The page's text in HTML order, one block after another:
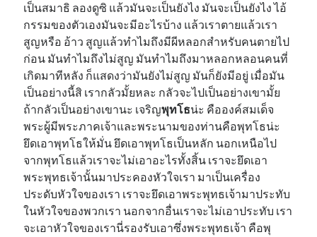
เป็นสมาธิ ลองดูซิ แล้วมันจะเป็นยังไง มันจะเป็นยังไง ไอ้
กรรมของตัวเองมันจะมีอะไรบ้าง แล้วเราตายแล้วเรา
สูญหรือ อ้าว สูญแล้วทำไมถึงมีผีหลอกสำหรับคนตายไป
ก่อน มันทำไมถึงไม่สูญ มันทำไมถึงมาหลอกหลอนคนที่
เกิดมาทีหลัง ก็แสดงว่ามันยังไม่สูญ มันก็ยังมีอยู่ เมื่อมัน
เป็นอย่างนี้สิ เรากลัวมั้ยหละ กลัวจะไปเป็นอย่างเขามั้ย
ถ้ากลัวเป็นอย่างเขานะ เจริญพุทโธน่ะ คือองค์สมเด็จ
พระผู้มีพระภาคเจ้าและพระนามของท่านคือพุทโธน่ะ
ยึดเอาพุทโธให้มั่น ยึดเอาพุทโธเป็นหลัก นอกเหนือไป
จากพุทโธแล้วเราจะไม่เอาอะไรทั้งสิ้น เราจะยึดเอา
พระพุทธเจ้านั้นมาประคองหัวใจเรา มาเป็นเครื่อง
ประดับหัวใจของเรา เราจะยึดเอาพระพุทธเจ้ามาประทับ
ในหัวใจของพวกเรา นอกจากอื่นเราจะไม่เอาประทับ เรา
จะเอาหัวใจของเรานี่รองรับเอาซึ่งพระพุทธเจ้า คือพุ